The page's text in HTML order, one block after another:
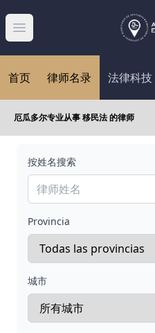
Abrir menú
首页 律师名录 法律科技
厄瓜多尔专业从事 移民法 的律师
按姓名搜索
Provincia
城市